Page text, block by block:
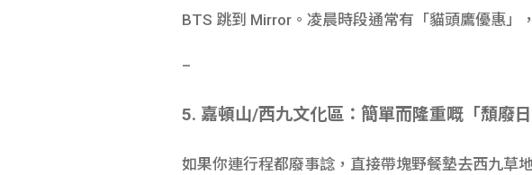
BTS 跳到 Mirror。凌晨時段通常有「貓頭鷹優惠」
–
5. 嘉頓山/西九文化區：簡單而隆重嘅「頹廢日
如果你連行程都廢事諗，直接帶塊野餐墊去西九草